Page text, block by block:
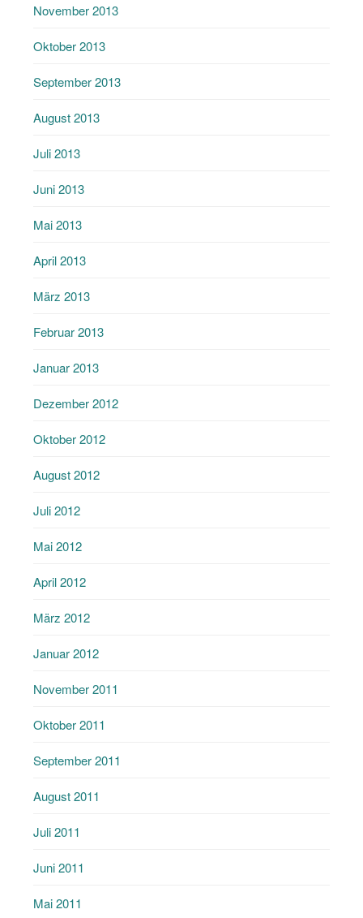
November 2013
Oktober 2013
September 2013
August 2013
Juli 2013
Juni 2013
Mai 2013
April 2013
März 2013
Februar 2013
Januar 2013
Dezember 2012
Oktober 2012
August 2012
Juli 2012
Mai 2012
April 2012
März 2012
Januar 2012
November 2011
Oktober 2011
September 2011
August 2011
Juli 2011
Juni 2011
Mai 2011